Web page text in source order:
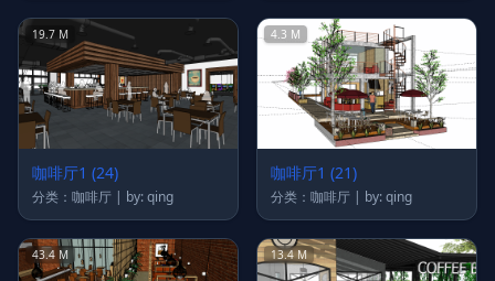
19.7 M
咖啡厅1 (24)
分类：咖啡厅 | by: qing
4.3 M
咖啡厅1 (21)
分类：咖啡厅 | by: qing
43.4 M 13.4 M